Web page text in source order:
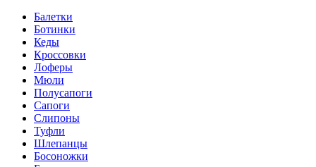
Балетки
Ботинки
Кеды
Кроссовки
Лоферы
Мюли
Полусапоги
Сапоги
Слипоны
Туфли
Шлепанцы
Босоножки